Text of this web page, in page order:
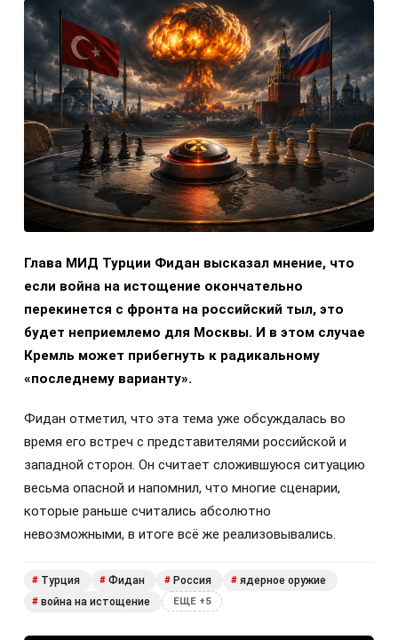
Глава МИД Турции Фидан высказал мнение, что
если война на истощение окончательно
перекинется с фронта на российский тыл, это
будет неприемлемо для Москвы. И в этом случае
Кремль может прибегнуть к радикальному
«последнему варианту».
Фидан отметил, что эта тема уже обсуждалась во
время его встреч с представителями российской и
западной сторон. Он считает сложившуюся ситуацию
весьма опасной и напомнил, что многие сценарии,
которые раньше считались абсолютно
невозможными, в итоге всё же реализовывались.
# Турция # Фидан # Россия # ядерное оружие
# война на истощение ЕЩЕ +5